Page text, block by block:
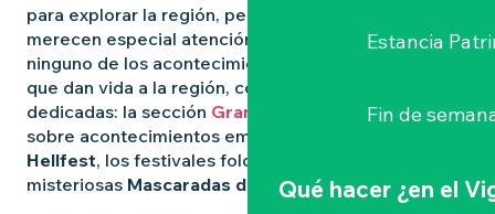
Estancia
Fin de
Qué hacer ¿en el
para explorar la región, pero algunas experiencias
merecen especial atención. Para no perderse
ninguno de los acontecimientos más destacados
que dan vida a la región, consulte nuestras páginas
dedicadas: la sección Grandes Eventos
le informa
sobre acontecimientos emblemáticos como
Hellfest, los festivales folclóricos salvajes y las
misteriosas Mascaradas de Clisson